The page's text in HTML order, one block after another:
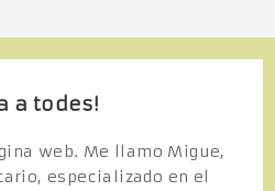
a todes!
web. Me llamo Migue,
especializado en el